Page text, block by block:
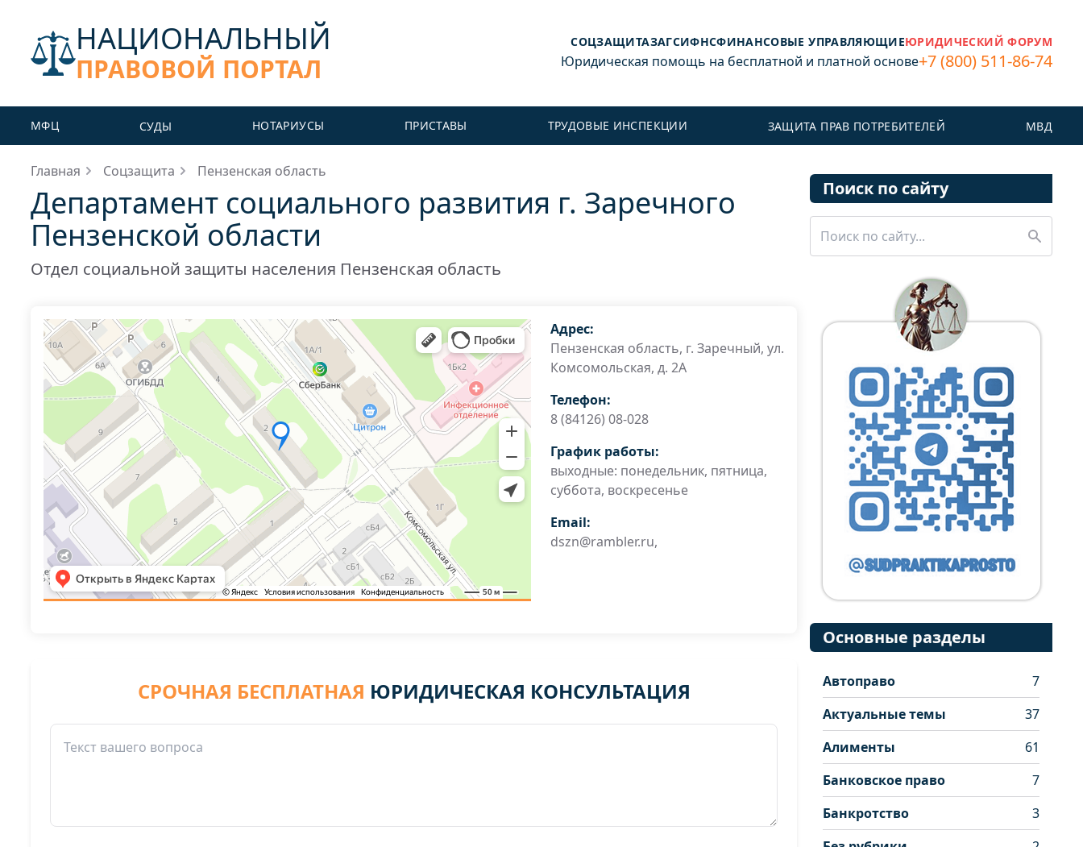
НАЦИОНАЛЬНЫЙ
ПРАВОВОЙ ПОРТАЛ
СОЦЗАЩИТАЗАГСИФНСФИНАНСОВЫЕ УПРАВЛЯЮЩИЕЮРИДИЧЕСКИЙ ФОРУМ
Юридическая помощь на бесплатной и платной основе+7 (800) 511-86-74
МФЦ СУДЫ НОТАРИУСЫ ПРИСТАВЫ ТРУДОВЫЕ ИНСПЕКЦИИ ЗАЩИТА ПРАВ ПОТРЕБИТЕЛЕЙ МВД
Главная Соцзащита Пензенская область
Департамент социального развития г. Заречного
Пензенской области
Отдел социальной защиты населения Пензенская область
Адрес:
Пензенская область, г. Заречный, ул.
Комсомольская, д. 2А
Телефон:
8 (84126) 08-028
График работы:
выходные: понедельник, пятница,
суббота, воскресенье
Email:
dszn@rambler.ru,
СРОЧНАЯ БЕСПЛАТНАЯ ЮРИДИЧЕСКАЯ КОНСУЛЬТАЦИЯ
Поиск по сайту
Основные разделы
Автоправо
7
Актуальные темы
37
Алименты
61
Банковское право
7
Банкротство
3